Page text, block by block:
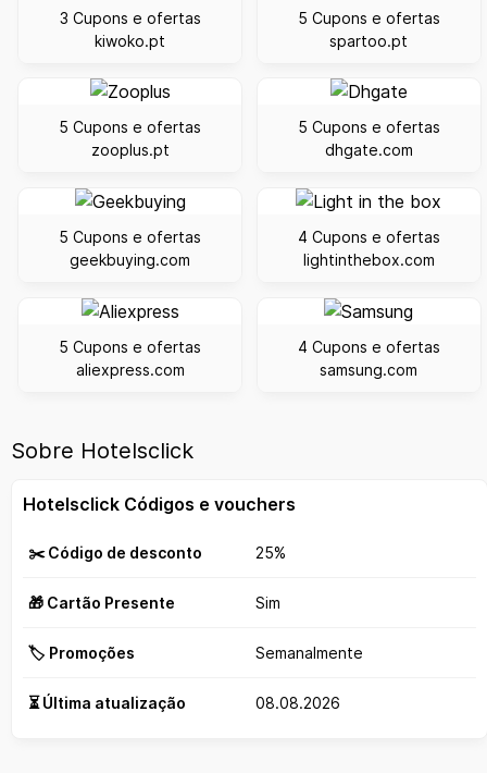
3 Cupons e ofertas
kiwoko.pt
5 Cupons e ofertas
spartoo.pt
5 Cupons e ofertas
zooplus.pt
5 Cupons e ofertas
dhgate.com
5 Cupons e ofertas
geekbuying.com
4 Cupons e ofertas
lightinthebox.com
5 Cupons e ofertas
aliexpress.com
4 Cupons e ofertas
samsung.com
Sobre Hotelsclick
Hotelsclick Códigos e vouchers
✂️ Código de desconto 25%
🎁 Cartão Presente Sim
🏷️ Promoções Semanalmente
⏳ Última atualização 08.08.2026